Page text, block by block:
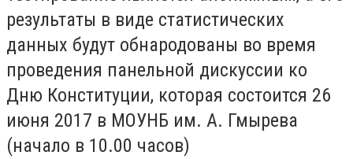
результаты в виде статистических
данных будут обнародованы во время
проведения панельной дискуссии ко
Дню Конституции, которая состоится 26
июня 2017 в МОУНБ им. А. Гмырева
(начало в 10.00 часов)